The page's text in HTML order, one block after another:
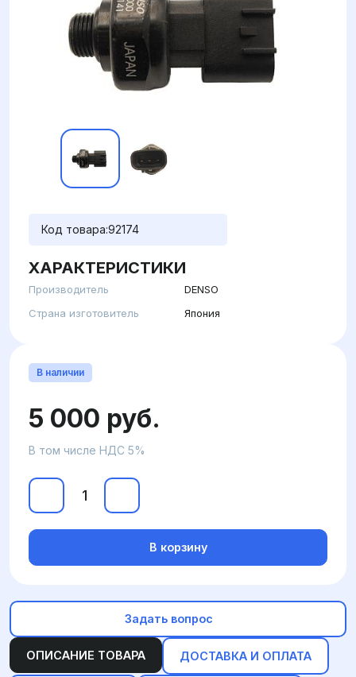
Код товара:92174
ХАРАКТЕРИСТИКИ
Производитель
DENSO
Страна изготовитель
Япония
ОПИСАНИЕ ТОВАРА ДОСТАВКА И ОПЛАТА
В наличии
5 000 руб.
В том числе НДС 5%
В корзину
Задать вопрос